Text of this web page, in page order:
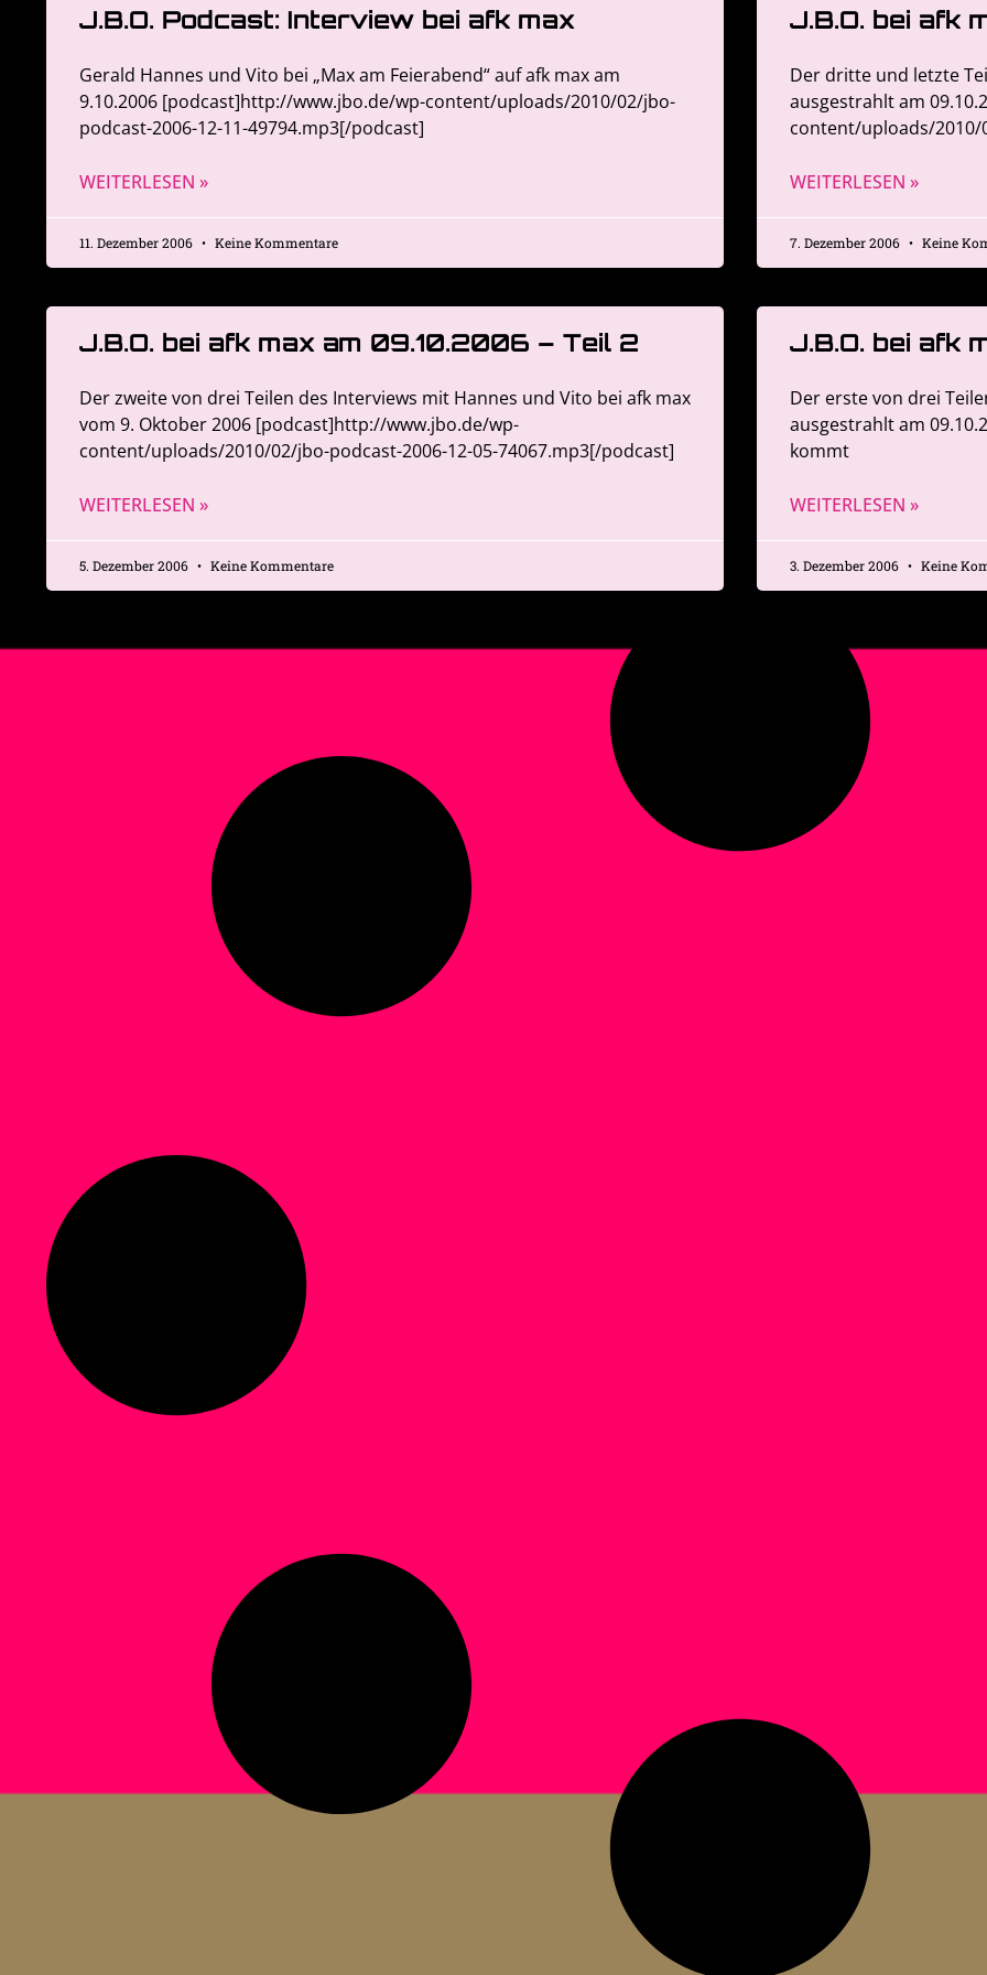
J.B.O. Podcast: Interview bei afk max
Gerald Hannes und Vito bei „Max am Feierabend“ auf afk max am
9.10.2006 [podcast]http://www.jbo.de/wp-content/uploads/2010/02/jbo-
podcast-2006-12-11-49794.mp3[/podcast]
WEITERLESEN »
11. Dezember 2006 Keine Kommentare
J.B.O. bei afk
Der dritte und letzte
ausgestrahlt am
content/uploads/2010/
WEITERLESEN »
7. Dezember 2006 Keine
J.B.O. bei afk max am 09.10.2006 – Teil 2
Der zweite von drei Teilen des Interviews mit Hannes und Vito bei afk max
vom 9. Oktober 2006 [podcast]http://www.jbo.de/wp-
content/uploads/2010/02/jbo-podcast-2006-12-05-74067.mp3[/podcast]
WEITERLESEN »
5. Dezember 2006 Keine Kommentare
J.B.O. bei afk
Der erste von drei
ausgestrahlt am
kommt
WEITERLESEN »
3. Dezember 2006 Keine